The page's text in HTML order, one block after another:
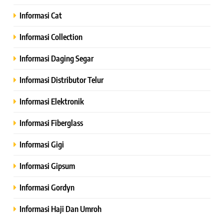
Informasi Cat
Informasi Collection
Informasi Daging Segar
Informasi Distributor Telur
Informasi Elektronik
Informasi Fiberglass
Informasi Gigi
Informasi Gipsum
Informasi Gordyn
Informasi Haji Dan Umroh